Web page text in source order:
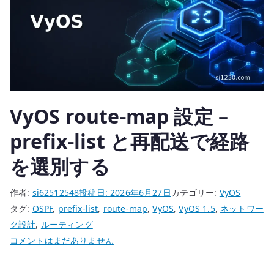
計
る
へ
の
VyOS route-map 設定 –
prefix-list と再配送で経路
を選別する
作者: si62512548投稿日: 2026年6月27日カテゴリー: VyOS
タグ: OSPF, prefix-list, route-map,VyOS,VyOS 1.5, ネットワー
ク設計, ルーティング
VyOS
コメントはまだありません